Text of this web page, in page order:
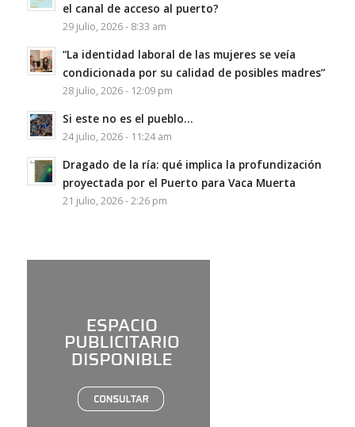
el canal de acceso al puerto?
29 julio, 2026 - 8:33 am
“La identidad laboral de las mujeres se veía
condicionada por su calidad de posibles madres”
28 julio, 2026 - 12:09 pm
Si este no es el pueblo…
24 julio, 2026 - 11:24 am
Dragado de la ría: qué implica la profundización
proyectada por el Puerto para Vaca Muerta
21 julio, 2026 - 2:26 pm